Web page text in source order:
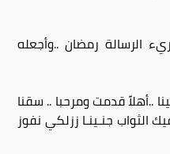
الرسالة رمضان ..وأجعله
..أهلاً قدمت ومرحبا .. سقنا
الثواب جنـينـا ززلكي نفوز